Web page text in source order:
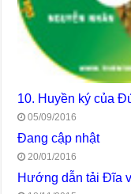
10. Huyền ký của
05/09/2016
Đang cập nhật
20/01/2016
Hướng dẫn tải Đĩa